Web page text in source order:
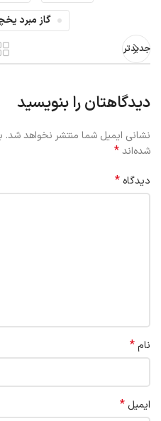
گاز مبرد
جدیدتر
دیدگاهتان را بنویسید
نشانی ایمیل شما منتشر نخواهد شد.
شده‌اند*
دیدگاه *
نام*
ایمیل *